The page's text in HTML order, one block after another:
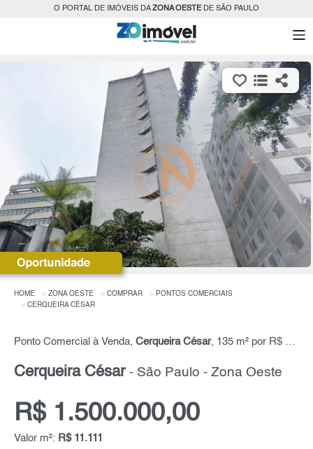
O PORTAL DE IMÓVEIS DAZONA OESTEDE SÃO PAULO
HOME ZONA OESTE COMPRAR
PONTOS COMERCIAIS
CERQUEIRA CÉSAR
Ponto Comercial à Venda, Cerqueira César, 135 m² por R$ 1.500.000,00
Cerqueira César - São Paulo - Zona Oeste
R$ 1.500.000,00
Valor m²: R$ 11.111